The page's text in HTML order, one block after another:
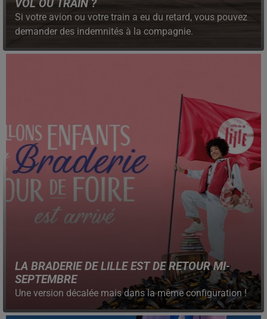
VOL OU TRAIN ?
Si votre avion ou votre train a eu du retard, vous pouvez
demander des indemnités à la compagnie.
LA BRADERIE DE LILLE EST DE RETOUR MI-
SEPTEMBRE
Une version décalée mais dans la même configuration !